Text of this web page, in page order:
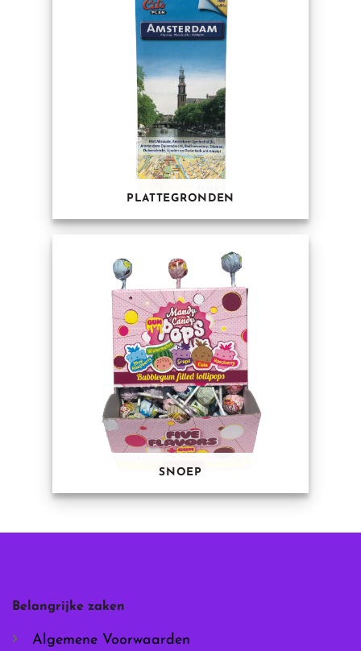
PLATTEGRONDEN
SNOEP
Belangrijke zaken
Algemene Voorwaarden